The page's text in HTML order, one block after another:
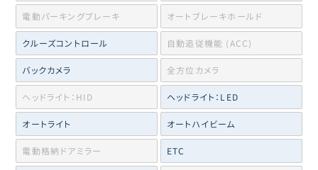
電動パーキングブレーキ オートブレーキホールド
クルーズコントロール 自動追従機能 (ACC)
バックカメラ 全方位カメラ
ヘッドライト：HID ヘッドライト：LED
オートライト オートハイビーム
電動格納ドアミラー ETC